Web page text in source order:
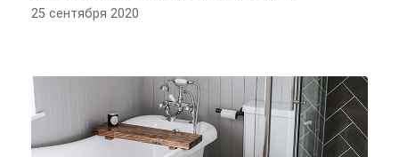
25 сентября 2020